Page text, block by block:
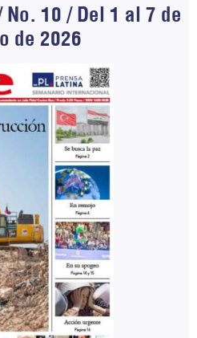
No. 10 / Del 1 al 7 de
de 2026